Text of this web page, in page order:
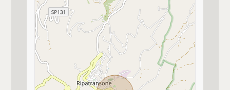
Posto auto/Box
Balcone/Terrazzo
Ascensore